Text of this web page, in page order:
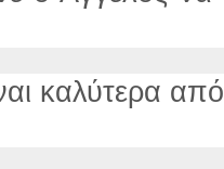
καλύτερα